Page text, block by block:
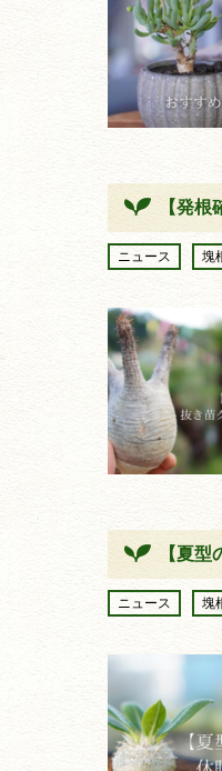
【発
ニュース 塊
【夏
ニュース 塊